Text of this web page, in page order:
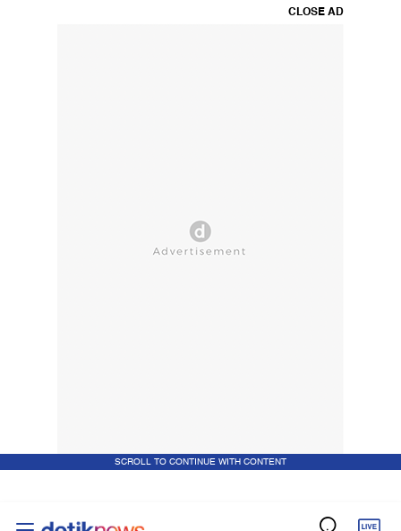
CLOSE AD
SCROLL TO CONTINUE WITH CONTENT